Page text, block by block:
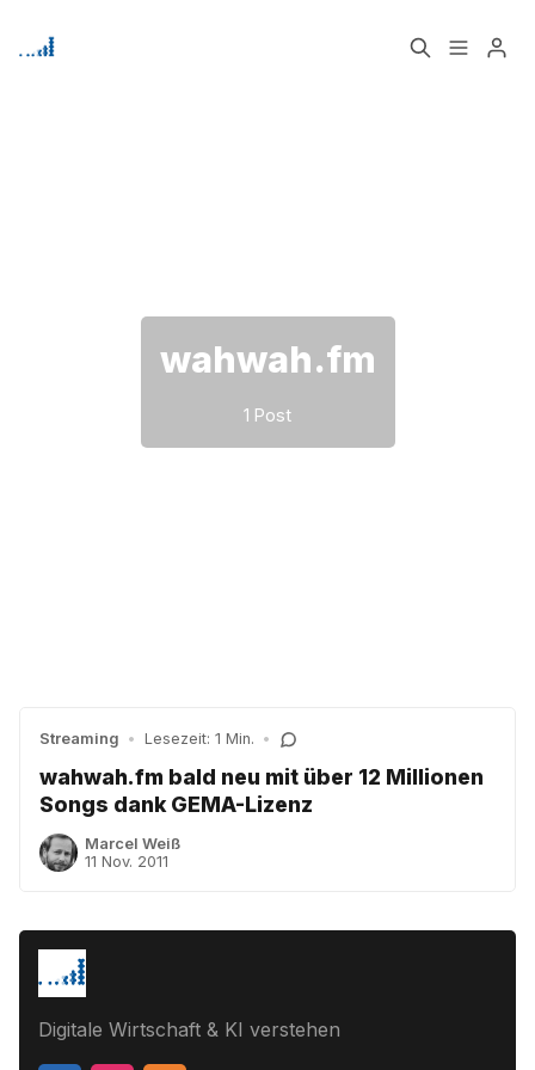
wahwah.fm
1 Post
Streaming • Lesezeit: 1 Min. •
wahwah.fm bald neu mit über 12 Millionen
Songs dank GEMA-Lizenz
Marcel Weiß
11 Nov. 2011
Digitale Wirtschaft & KI verstehen